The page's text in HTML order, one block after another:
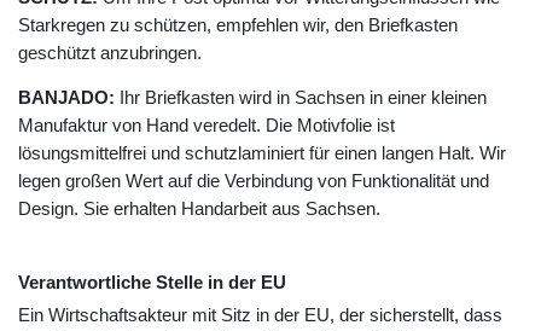
Starkregen zu schützen, empfehlen wir, den Briefkasten
geschützt anzubringen.
BANJADO: Ihr Briefkasten wird in Sachsen in einer kleinen
Manufaktur von Hand veredelt. Die Motivfolie ist
lösungsmittelfrei und schutzlaminiert für einen langen Halt. Wir
legen großen Wert auf die Verbindung von Funktionalität und
Design. Sie erhalten Handarbeit aus Sachsen.
Verantwortliche Stelle in der EU
Ein Wirtschaftsakteur mit Sitz in der EU, der sicherstellt, dass